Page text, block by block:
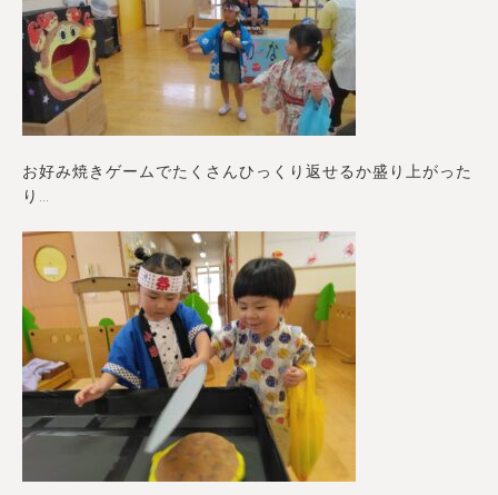
お好み焼きゲームでたくさんひっくり返せるか盛り上がった
り…